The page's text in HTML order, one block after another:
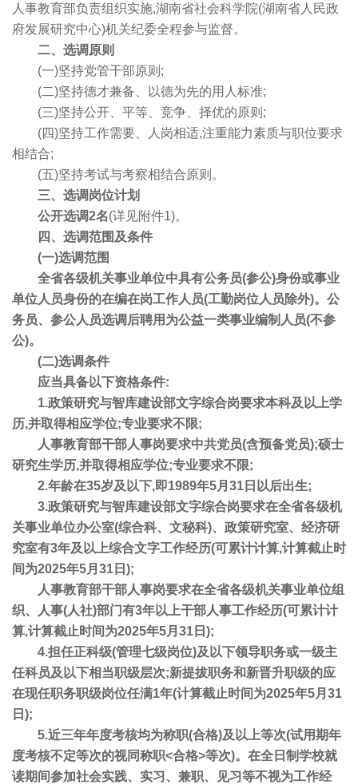
人事教育部负责组织实施,湖南省社会科学院(湖南省人民政
府发展研究中心)机关纪委全程参与监督。
二、选调原则
(一)坚持党管干部原则;
(二)坚持德才兼备、以德为先的用人标准;
(三)坚持公开、平等、竞争、择优的原则;
(四)坚持工作需要、人岗相适,注重能力素质与职位要求
相结合;
(五)坚持考试与考察相结合原则。
三、选调岗位计划
公开选调2名(详见附件1)。
四、选调范围及条件
(一)选调范围
全省各级机关事业单位中具有公务员(参公)身份或事业
单位人员身份的在编在岗工作人员(工勤岗位人员除外)。公
务员、参公人员选调后聘用为公益一类事业编制人员(不参
公)。
(二)选调条件
应当具备以下资格条件:
1.政策研究与智库建设部文字综合岗要求本科及以上学
历,并取得相应学位;专业要求不限;
人事教育部干部人事岗要求中共党员(含预备党员);硕士
研究生学历,并取得相应学位;专业要求不限;
2.年龄在35岁及以下,即1989年5月31日以后出生;
3.政策研究与智库建设部文字综合岗要求在全省各级机
关事业单位办公室(综合科、文秘科)、政策研究室、经济研
究室有3年及以上综合文字工作经历(可累计计算,计算截止时
间为2025年5月31日);
人事教育部干部人事岗要求在全省各级机关事业单位组
织、人事(人社)部门有3年以上干部人事工作经历(可累计计
算,计算截止时间为2025年5月31日);
4.担任正科级(管理七级岗位)及以下领导职务或一级主
任科员及以下相当职级层次;新提拔职务和新晋升职级的应
在现任职务职级岗位任满1年(计算截止时间为2025年5月31
日);
5.近三年年度考核均为称职(合格)及以上等次(试用期年
度考核不定等次的视同称职<合格>等次)。在全日制学校就
读期间参加社会实践、实习、兼职、见习等不视为工作经